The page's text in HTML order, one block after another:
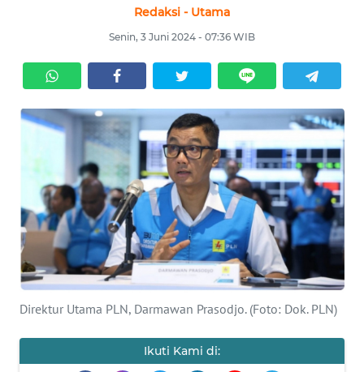
Redaksi - Utama
Senin, 3 Juni 2024 - 07:36 WIB
Direktur Utama PLN, Darmawan Prasodjo. (Foto: Dok. PLN)
Ikuti Kami di:
MANDALIKA
OPINI
Informasi
INDEKS
BERITA
KONTAK
KAMI
IKLAN